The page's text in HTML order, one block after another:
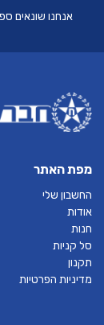
אנחנו שונאים
מפת האתר
החשבון שלי
אודות
חנות
סל קניות
תקנון
מדיניות הפרטיות